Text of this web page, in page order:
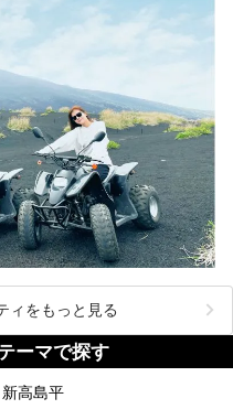
ィをもっと見る
ーマで探す
新高島平